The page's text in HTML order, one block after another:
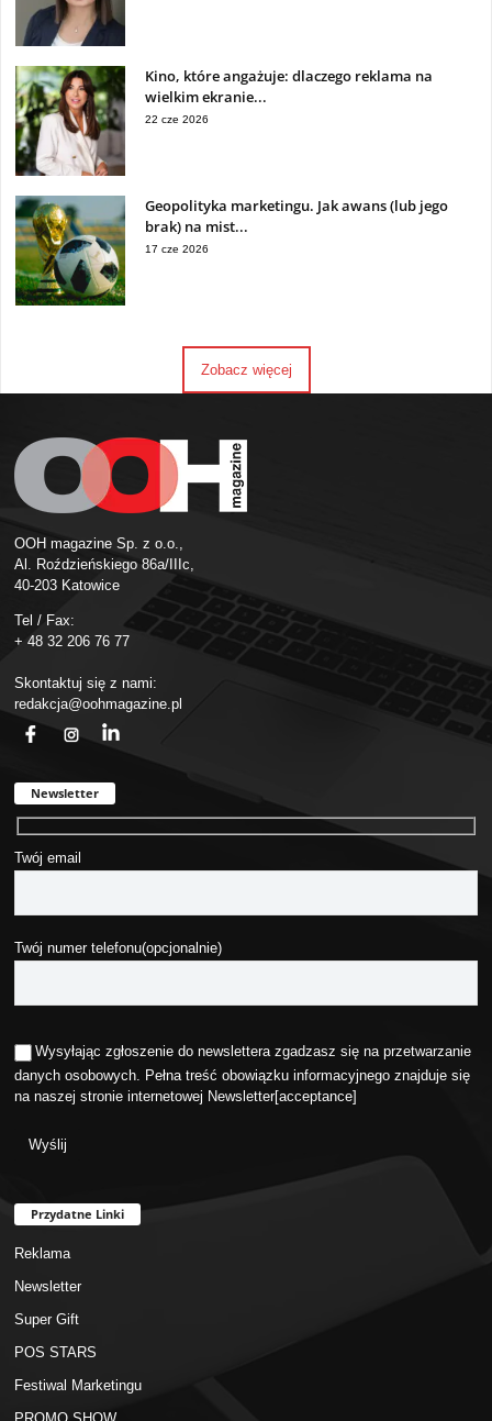
Kino, które angażuje: dlaczego reklama na
wielkim ekranie...
22 cze 2026
Geopolityka marketingu. Jak awans (lub jego
brak) na mist...
17 cze 2026
Zobacz więcej
OOH magazine Sp. z o.o.,
Al. Roździeńskiego 86a/IIIc,
40-203 Katowice
Tel / Fax:
+ 48 32 206 76 77
Skontaktuj się z nami:
redakcja@oohmagazine.pl
Newsletter
Twój email
Twój numer telefonu(opcjonalnie)
Wysyłając zgłoszenie do newslettera zgadzasz się na przetwarzanie
danych osobowych. Pełna treść obowiązku informacyjnego znajduje się
na naszej stronie internetowej Newsletter[acceptance]
Przydatne Linki
Reklama
Newsletter
Super Gift
POS STARS
Festiwal Marketingu